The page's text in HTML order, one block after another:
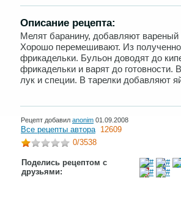
Описание рецепта:
Мелят баранину, добавляют
Хорошо перемешивают. Из
фрикадельки. Бульон доводят до
фрикадельки и варят до готовности.
лук и специи. В тарелки добавляют
Рецепт добавил anonim 01.09.2008
Все рецепты автора 12609
0/3538
Поделись рецептом с
друзьями: